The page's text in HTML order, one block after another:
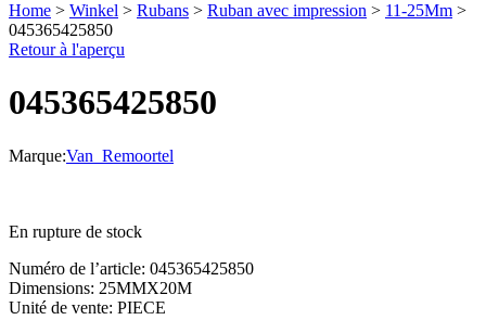
Home > Winkel > Rubans > Ruban avec impression > 11-25Mm >
045365425850
Retour à l'aperçu
045365425850
Marque:Van_Remoortel
En rupture de stock
Numéro de l’article: 045365425850
Dimensions: 25MMX20M
Unité de vente: PIECE